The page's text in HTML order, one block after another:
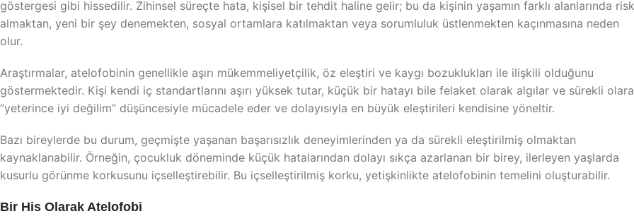
göstergesi gibi hissedilir. Zihinsel süreçte hata, kişisel bir tehdit haline gelir; bu da kişinin yaşamın farklı alanlarında risk
almaktan, yeni bir şey denemekten, sosyal ortamlara katılmaktan veya sorumluluk üstlenmekten kaçınmasına neden
olur.
Araştırmalar, atelofobinin genellikle aşırı mükemmeliyetçilik, öz eleştiri ve kaygı bozuklukları ile ilişkili olduğunu
göstermektedir. Kişi kendi iç standartlarını aşırı yüksek tutar, küçük bir hatayı bile felaket olarak algılar ve sürekli
“yeterince iyi değilim” düşüncesiyle mücadele eder ve dolayısıyla en büyük eleştirileri kendisine yöneltir.
Bazı bireylerde bu durum, geçmişte yaşanan başarısızlık deneyimlerinden ya da sürekli eleştirilmiş olmaktan
kaynaklanabilir. Örneğin, çocukluk döneminde küçük hatalarından dolayı sıkça azarlanan bir birey, ilerleyen yaşlarda
kusurlu görünme korkusunu içselleştirebilir. Bu içselleştirilmiş korku, yetişkinlikte atelofobinin temelini oluşturabilir.
Bir His Olarak Atelofobi